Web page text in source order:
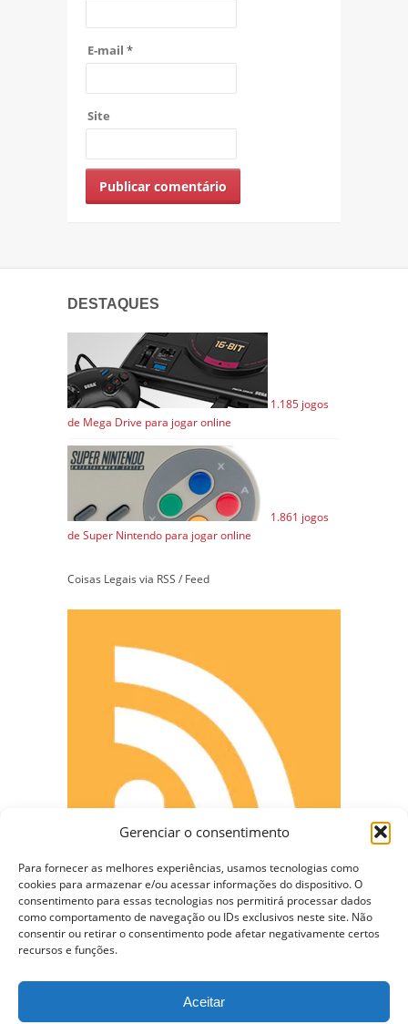
Gerenciar o consentimento
Para fornecer as melhores experiências, usamos tecnologias como
cookies para armazenar e/ou acessar informações do dispositivo. O
consentimento para essas tecnologias nos permitirá processar dados
como comportamento de navegação ou IDs exclusivos neste site. Não
consentir ou retirar o consentimento pode afetar negativamente certos
recursos e funções.
Aceitar
E-mail *
Site
DESTAQUES
1.185 jogos
de Mega Drive para jogar online
1.861 jogos
de Super Nintendo para jogar online
Coisas Legais via RSS / Feed
CONECTE-SE